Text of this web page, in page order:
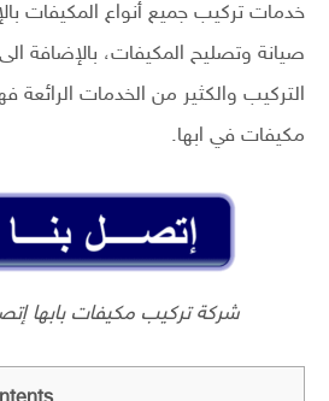
خدمات تركيب جميع أنواع المكيفات
صيانة وتصليح المكيفات، بالإضافة
التركيب والكثير من الخدمات
مكيفات في ابها.
شركة تركيب مكيفات بابها